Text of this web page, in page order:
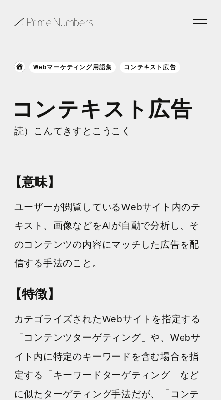
事例紹介
お役立ち情報
採用情報
セミナー申し込み
Webマーケティング用語集 コンテキスト広告
コンテキスト広告
読）こんてきすとこうこく
【意味】
ユーザーが閲覧しているWebサイト内のテ
キスト、画像などをAIが自動で分析し、そ
のコンテンツの内容にマッチした広告を配
信する手法のこと。
【特徴】
カテゴライズされたWebサイトを指定する
「コンテンツターゲティング」や、Webサ
イト内に特定のキーワードを含む場合を指
定する「キーワードターゲティング」など
に似たターゲティング手法だが、「コンテ